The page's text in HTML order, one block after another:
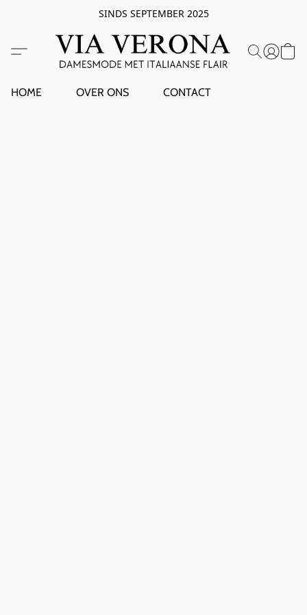
SINDS SEPTEMBER 2025
HOME OVER ONS CONTACT